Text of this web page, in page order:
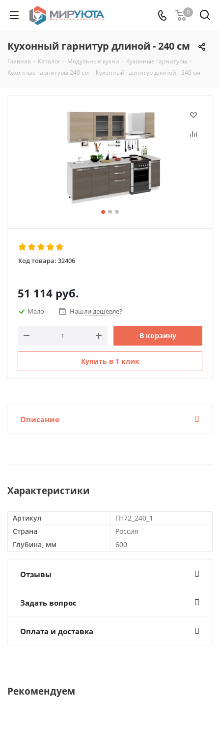
0
Кухонный гарнитур длиной - 240 см
Главная - Каталог - Модульные кухни - Кухонные гарнитуры -
Кухонные гарнитуры 240 см - Кухонный гарнитур длиной - 240 см
Код товара: 32406
51 114 руб.
Мало Нашли дешевле?
В корзину
Купить в 1 клик
Описание
Характеристики
Артикул
ГН72_240_1
Страна
Россия
Глубина, мм
600
Отзывы
Задать вопрос
Оплата и доставка
Рекомендуем